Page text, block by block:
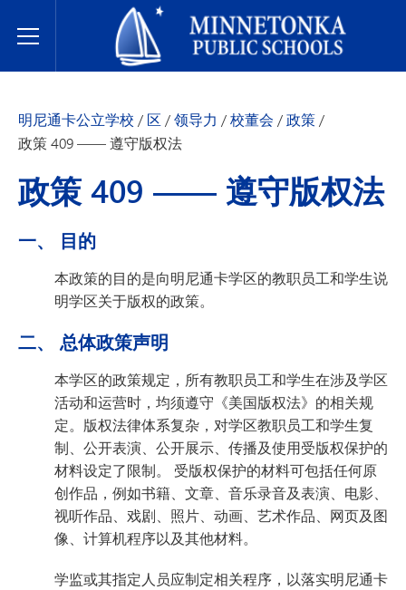
Toggle Menu
明尼通卡公立学校
明尼通卡公立学校 / 区/领导力 /校董会 /政策/
政策 409 —— 遵守版权法
政策 409 —— 遵守版权法
一、 目的
本政策的目的是向明尼通卡学区的教职员工和学生说
明学区关于版权的政策。
二、 总体政策声明
本学区的政策规定，所有教职员工和学生在涉及学区
活动和运营时，均须遵守《美国版权法》的相关规
定。版权法律体系复杂，对学区教职员工和学生复
制、公开表演、公开展示、传播及使用受版权保护的
材料设定了限制。 受版权保护的材料可包括任何原
创作品，例如书籍、文章、音乐录音及表演、电影、
视听作品、戏剧、照片、动画、艺术作品、网页及图
像、计算机程序以及其他材料。
学监或其指定人员应制定相关程序，以落实明尼通卡